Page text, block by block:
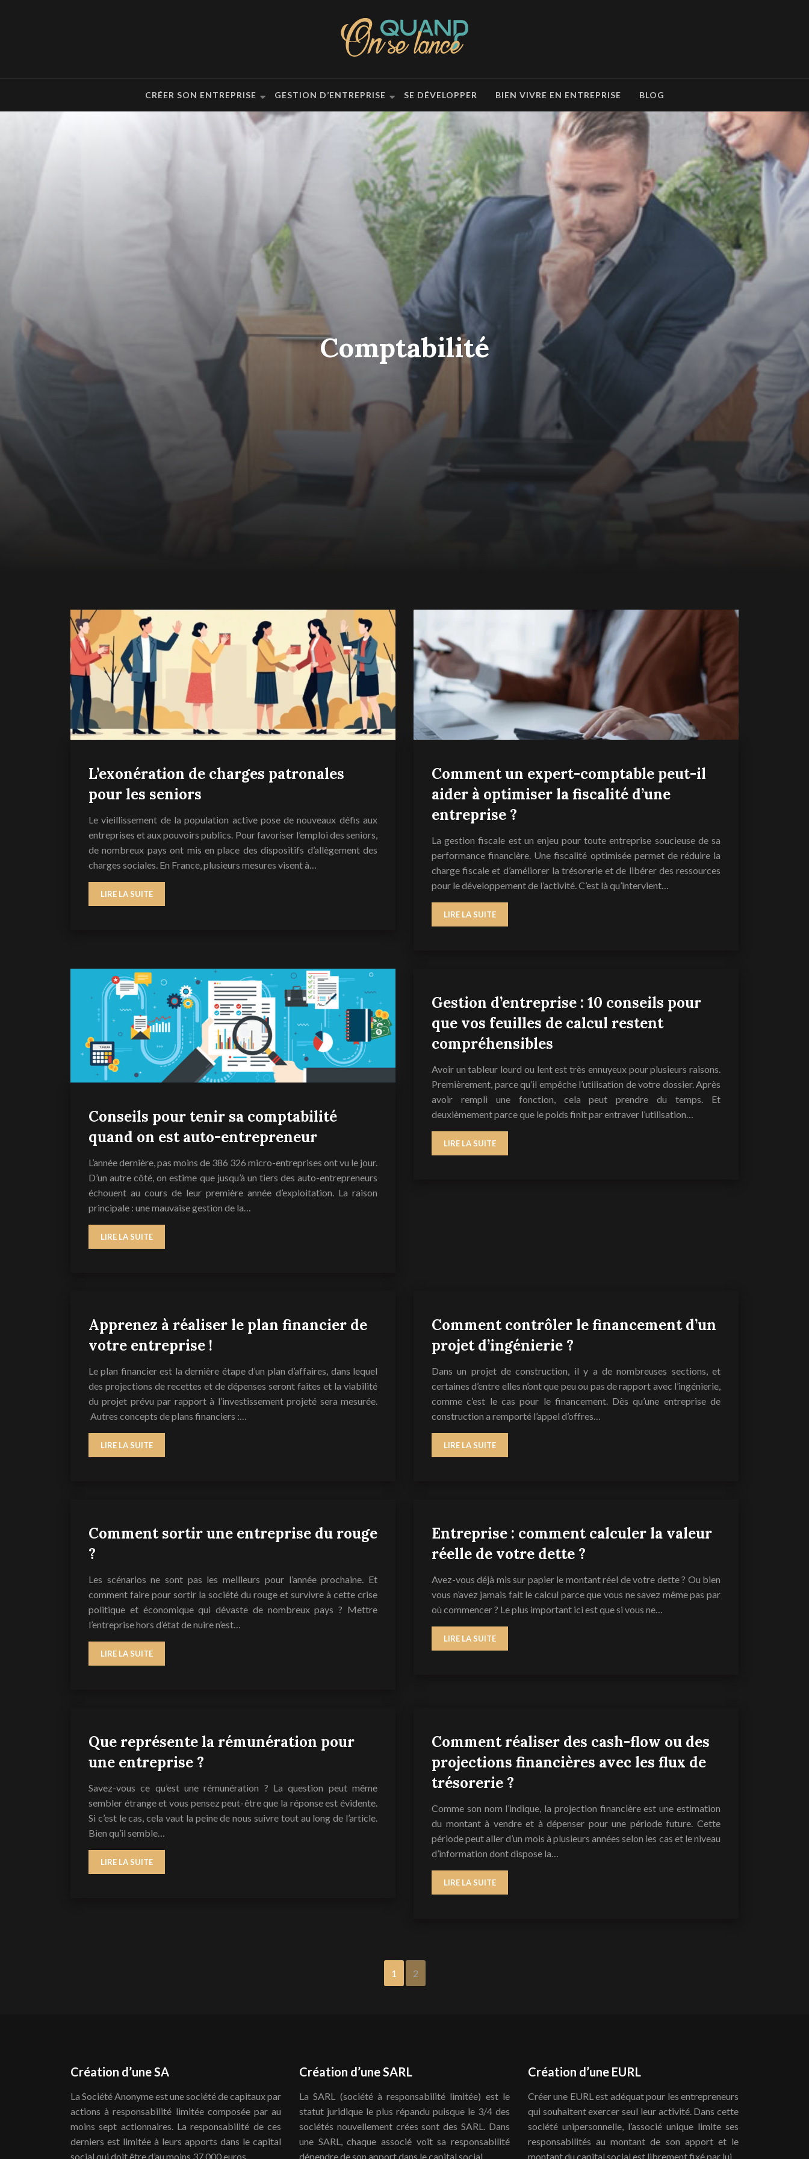
CRÉER SON ENTREPRISE GESTION D’ENTREPRISE SE DÉVELOPPER BIEN VIVRE EN ENTREPRISE BLOG
Comptabilité
L’exonération de charges patronales
pour les seniors
Le vieillissement de la population active pose de nouveaux défis aux
entreprises et aux pouvoirs publics. Pour favoriser l’emploi des seniors,
de nombreux pays ont mis en place des dispositifs d’allègement des
charges sociales. En France, plusieurs mesures visent à…
LIRE LA SUITE
Comment un expert-comptable peut-il
aider à optimiser la fiscalité d’une
entreprise ?
La gestion fiscale est un enjeu pour toute entreprise soucieuse de sa
performance financière. Une fiscalité optimisée permet de réduire la
charge fiscale et d’améliorer la trésorerie et de libérer des ressources
pour le développement de l’activité. C’est là qu’intervient…
LIRE LA SUITE
Conseils pour tenir sa comptabilité
quand on est auto-entrepreneur
L’année dernière, pas moins de 386 326 micro-entreprises ont vu le jour.
D’un autre côté, on estime que jusqu’à un tiers des auto-entrepreneurs
échouent au cours de leur première année d’exploitation. La raison
principale : une mauvaise gestion de la…
LIRE LA SUITE
Gestion d’entreprise : 10 conseils pour
que vos feuilles de calcul restent
compréhensibles
Avoir un tableur lourd ou lent est très ennuyeux pour plusieurs raisons.
Premièrement, parce qu’il empêche l’utilisation de votre dossier. Après
avoir rempli une fonction, cela peut prendre du temps. Et
deuxièmement parce que le poids finit par entraver l’utilisation…
LIRE LA SUITE
Apprenez à réaliser le plan financier de
votre entreprise !
Le plan financier est la dernière étape d’un plan d’affaires, dans lequel
des projections de recettes et de dépenses seront faites et la viabilité
du projet prévu par rapport à l’investissement projeté sera mesurée.
Autres concepts de plans financiers :…
LIRE LA SUITE
Comment contrôler le financement d’un
projet d’ingénierie ?
Dans un projet de construction, il y a de nombreuses sections, et
certaines d’entre elles n’ont que peu ou pas de rapport avec l’ingénierie,
comme c’est le cas pour le financement. Dès qu’une entreprise de
construction a remporté l’appel d’offres…
LIRE LA SUITE
Comment sortir une entreprise du rouge
?
Les scénarios ne sont pas les meilleurs pour l’année prochaine. Et
comment faire pour sortir la société du rouge et survivre à cette crise
politique et économique qui dévaste de nombreux pays ? Mettre
l’entreprise hors d’état de nuire n’est…
LIRE LA SUITE
Entreprise : comment calculer la valeur
réelle de votre dette ?
Avez-vous déjà mis sur papier le montant réel de votre dette ? Ou bien
vous n’avez jamais fait le calcul parce que vous ne savez même pas par
où commencer ? Le plus important ici est que si vous ne…
LIRE LA SUITE
Que représente la rémunération pour
une entreprise ?
Savez-vous ce qu’est une rémunération ? La question peut même
sembler étrange et vous pensez peut-être que la réponse est évidente.
Si c’est le cas, cela vaut la peine de nous suivre tout au long de l’article.
Bien qu’il semble…
LIRE LA SUITE
Comment réaliser des cash-flow ou des
projections financières avec les flux de
trésorerie ?
Comme son nom l’indique, la projection financière est une estimation
du montant à vendre et à dépenser pour une période future. Cette
période peut aller d’un mois à plusieurs années selon les cas et le niveau
d’information dont dispose la…
LIRE LA SUITE
1 2
Création d’une SA
La Société Anonyme est une société de capitaux par
actions à responsabilité limitée composée par au
moins sept actionnaires. La responsabilité de ces
derniers est limitée à leurs apports dans le capital
social qui doit être d’au moins 37 000 euros.
Création d’une SARL
La SARL (société à responsabilité limitée) est le
statut juridique le plus répandu puisque le 3/4 des
sociétés nouvellement crées sont des SARL. Dans
une SARL, chaque associé voit sa responsabilité
dépendre de son apport dans le capital social.
Création d’une EURL
Créer une EURL est adéquat pour les entrepreneurs
qui souhaitent exercer seul leur activité. Dans cette
société unipersonnelle, l’associé unique limite ses
responsabilités au montant de son apport et le
montant du capital social est librement fixé par lui.